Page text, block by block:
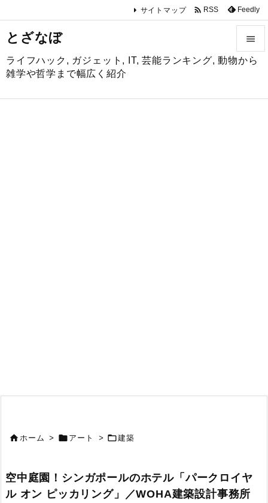
とざなぼ
ライフハック, ガジェット, IT, 芸能ランキング, 動物から
雑学や哲学まで幅広く紹介



サイトマップ  RSS Feedly
ホーム >  アート > 建築
空中庭園！シンガポールのホテル「パークロイヤ
ル オン ピッカリング」／WOHA建築設計事務所